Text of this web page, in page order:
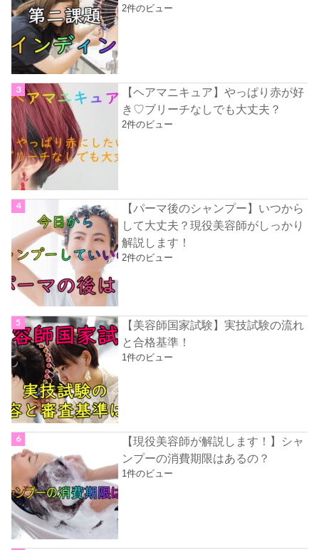
2件のビュー
【ヘアマニキュア】やっぱり赤が好
き♡ブリーチなしでも大丈夫？
2件のビュー
【パーマ後のシャンプー】いつから
して大丈夫？現役美容師がしっかり
解説します！
2件のビュー
【美容師国家試験】実技試験の流れ
と合格基準！
1件のビュー
【現役美容師が解説します！】シャ
ンプーの消費期限はあるの？
1件のビュー